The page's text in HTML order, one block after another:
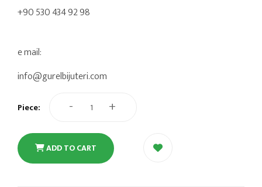
+90 530 434 92 98
e mail:
info@gurelbijuteri.com
Piece: - +
ADD TO CART